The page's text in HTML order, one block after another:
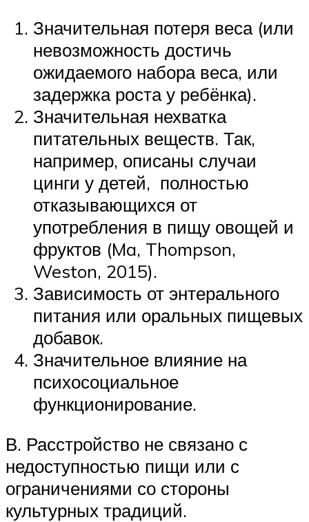
Значительная потеря веса (или
невозможность достичь
ожидаемого набора веса, или
задержка роста у ребёнка).
Значительная нехватка
питательных веществ. Так,
например, описаны случаи
цинги у детей, полностью
отказывающихся от
употребления в пищу овощей и
фруктов (Ma, Thompson,
Weston, 2015).
Зависимость от энтерального
питания или оральных пищевых
добавок.
Значительное влияние на
психосоциальное
функционирование.
В. Расстройство не связано с
недоступностью пищи или с
ограничениями со стороны
культурных традиций.